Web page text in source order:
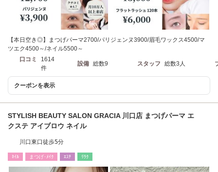
【本日空き◎】まつげパーマ2700/パリジェンヌ3900/眉毛ワックス4500/マ
ツエク4500～/ネイル5500～
口コミ
1614
件
設備 総数9 スタッフ 総数3人
クーポンを表示
STYLISH BEAUTY SALON GRACIA 川口店 まつげパーマ エ
クステ アイブロウ ネイル
川口東口徒歩5分
ﾈｲﾙ まつげ･ﾒｲｸ ｴｽﾃ ﾘﾗｸ